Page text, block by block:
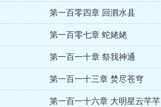
第一百零四章 回泗水县
第一百零七章 蛇姥姥
第一百一十章 祭我神通
第一百一十三章 焚尽苍穹
第一百一十六章 大明星云芊芊